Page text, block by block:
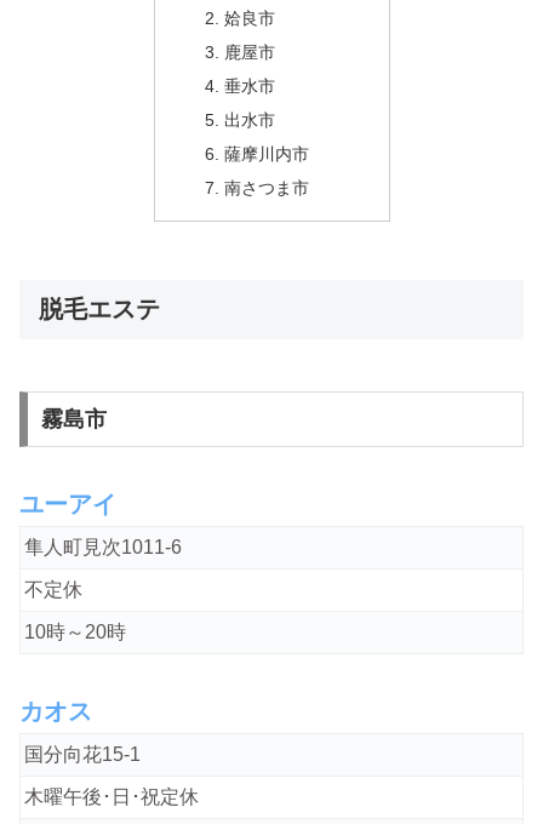
姶良市
鹿屋市
垂水市
出水市
薩摩川内市
南さつま市
脱毛エステ
霧島市
ユーアイ
隼人町見次1011-6
不定休
10時～20時
カオス
国分向花15-1
木曜午後･日･祝定休